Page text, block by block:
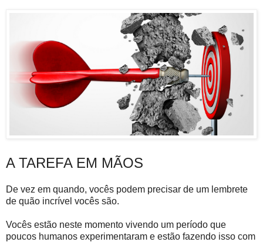
A TAREFA EM MÃOS
De vez em quando, vocês podem precisar de um lembrete
de quão incrível vocês são.
Vocês estão neste momento vivendo um período que
poucos humanos experimentaram e estão fazendo isso com